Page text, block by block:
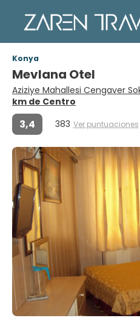
Konya
Mevlana Otel
Aziziye Mahallesi Cengaver
km de Centro
3,4 383 Ver puntuaciones